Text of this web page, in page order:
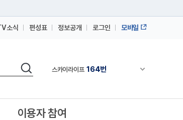
소식 편성표 정보공개 로그인 모바일
검색 채널안내 펼쳐
스카이라이프 164번
스카이라이프 164번
이용자 참여